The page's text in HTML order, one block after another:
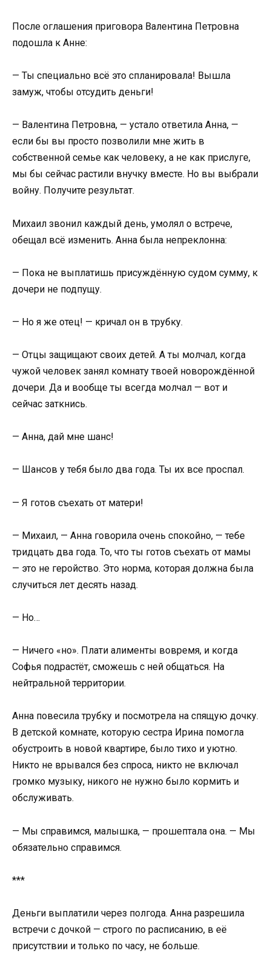
После оглашения приговора Валентина Петровна
подошла к Анне:
— Ты специально всё это спланировала! Вышла
замуж, чтобы отсудить деньги!
— Валентина Петровна, — устало ответила Анна, —
если бы вы просто позволили мне жить в
собственной семье как человеку, а не как прислуге,
мы бы сейчас растили внучку вместе. Но вы выбрали
войну. Получите результат.
Михаил звонил каждый день, умолял о встрече,
обещал всё изменить. Анна была непреклонна:
— Пока не выплатишь присуждённую судом сумму, к
дочери не подпущу.
— Но я же отец! — кричал он в трубку.
— Отцы защищают своих детей. А ты молчал, когда
чужой человек занял комнату твоей новорождённой
дочери. Да и вообще ты всегда молчал — вот и
сейчас заткнись.
— Анна, дай мне шанс!
— Шансов у тебя было два года. Ты их все проспал.
— Я готов съехать от матери!
— Михаил, — Анна говорила очень спокойно, — тебе
тридцать два года. То, что ты готов съехать от мамы
— это не геройство. Это норма, которая должна была
случиться лет десять назад.
— Но…
— Ничего «но». Плати алименты вовремя, и когда
Софья подрастёт, сможешь с ней общаться. На
нейтральной территории.
Анна повесила трубку и посмотрела на спящую дочку.
В детской комнате, которую сестра Ирина помогла
обустроить в новой квартире, было тихо и уютно.
Никто не врывался без спроса, никто не включал
громко музыку, никого не нужно было кормить и
обслуживать.
— Мы справимся, малышка, — прошептала она. — Мы
обязательно справимся.
***
Деньги выплатили через полгода. Анна разрешила
встречи с дочкой — строго по расписанию, в её
присутствии и только по часу, не больше.